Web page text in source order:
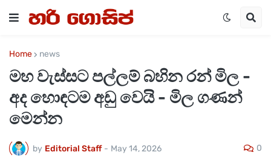
Home news
මහ වැස්සට පල්ලම් බහින රන් මිල -
අද හොඳටම අඩු වෙයි - මිල ගණන්
මෙන්න
by Editorial Staff - May 14, 2026 0